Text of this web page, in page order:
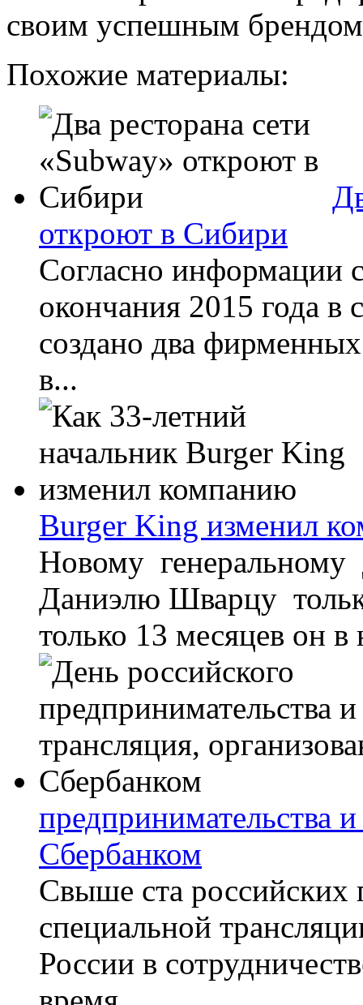
своим успешным
Похожие материалы:
откроют в Сибири
Согласно информации
окончания 2015 года в
создано два
в...
Burger King изменил
Новому
Даниэлю Шварцу
только 13 месяцев он в
предпринимательства
Сбербанком
Свыше ста российских
специальной
России в